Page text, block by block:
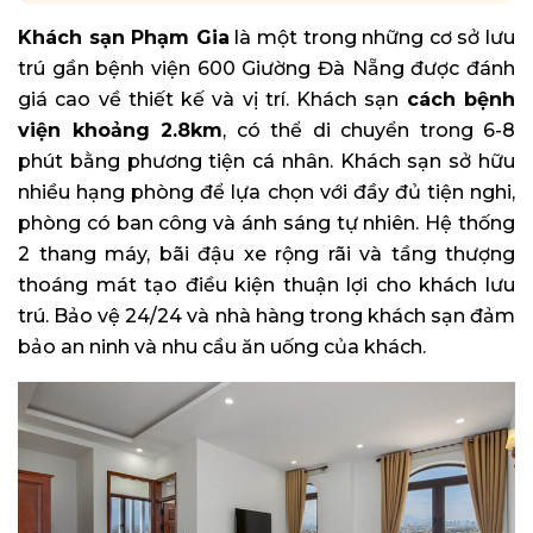
Khách sạn Phạm Gia là một trong những cơ sở lưu
trú gần bệnh viện 600 Giường Đà Nẵng được đánh
giá cao về thiết kế và vị trí. Khách sạn cách bệnh
viện khoảng 2.8km, có thể di chuyển trong 6-8
phút bằng phương tiện cá nhân. Khách sạn sở hữu
nhiều hạng phòng để lựa chọn với đầy đủ tiện nghi,
phòng có ban công và ánh sáng tự nhiên. Hệ thống
2 thang máy, bãi đậu xe rộng rãi và tầng thượng
thoáng mát tạo điều kiện thuận lợi cho khách lưu
trú. Bảo vệ 24/24 và nhà hàng trong khách sạn đảm
bảo an ninh và nhu cầu ăn uống của khách.